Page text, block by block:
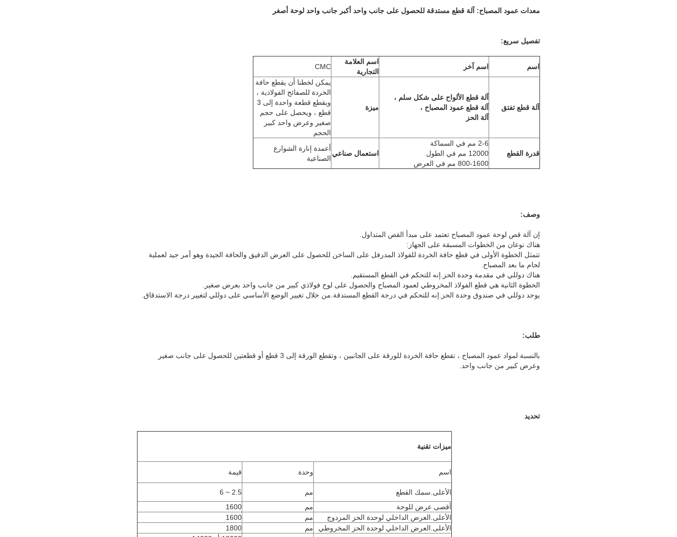
معدات عمود المصباح: آلة قطع مستدقة للحصول على جانب واحد أكبر جانب واحد لوحة أصغر
تفصيل سريع:
اسم اسم آخر
اسم العلامة
التجارية
CMC
آلة قطع تفتق
آلة قطع الألواح على شكل سلم ،
آلة قطع عمود المصباح ،
آلة الحز
ميزة
يمكن لخطنا أن يقطع حافة
الخردة للصفائح الفولاذية ،
ويقطع قطعة واحدة إلى 3
قطع ، ويحصل على حجم
صغير وعرض واحد كبير
الحجم
قدرة القطع
2-6 مم في السماكة
12000 مم في الطول
800-1600 مم في العرض
استعمال صناعي
أعمدة إنارة الشوارع
الصناعية
وصف:
إن آلة قص لوحة عمود المصباح تعتمد على مبدأ القص المتداول.
هناك نوعان من الخطوات المسبقة على الجهاز:
تتمثل الخطوة الأولى في قطع حافة الخردة للفولاذ المدرفل على الساخن للحصول على العرض الدقيق والحافة الجيدة وهو أمر جيد لعملية
لحام ما بعد المصباح.
هناك دوللي في مقدمة وحدة الحز.إنه للتحكم في القطع المستقيم.
الخطوة الثانية هي قطع الفولاذ المخروطي لعمود المصباح والحصول على لوح فولاذي كبير من جانب واحد بعرض صغير.
يوجد دوللي في صندوق وحدة الحز.إنه للتحكم في درجة القطع المستدقة.من خلال تغيير الوضع الأساسي على دوللي لتغيير درجة الاستدقاق.
طلب:
بالنسبة لمواد عمود المصباح ، تقطع حافة الخردة للورقة على الجانبين ، وتقطع الورقة إلى 3 قطع أو قطعتين للحصول على جانب صغير
وعرض كبير من جانب واحد.
تحديد
ميزات تقنية
اسم وحدة قيمة
الأعلى.سمك القطع مم
2.5 ~ 6
أقصى عرض للوحة
مم
1600
الأعلى.العرض الداخلي لوحدة الحز المزدوج
مم
1600
الأعلى.العرض الداخلي لوحدة الحز المخروطي
مم
1800